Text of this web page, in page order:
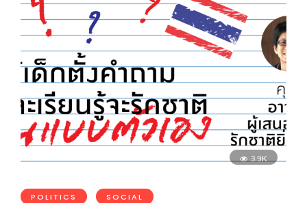
3.9K
POLITICS SOCIAL